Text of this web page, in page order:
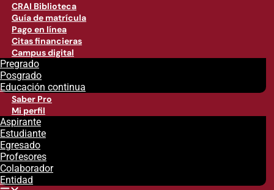
CRAI Biblioteca
Guía de matrícula
Pago en línea
Citas financieras
Campus digital
Pregrado
Posgrado
Educación continua
Saber Pro
Mi perfil
Aspirante
Estudiante
Egresado
Profesores
Colaborador
Entidad